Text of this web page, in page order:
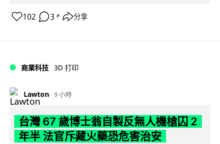
102 3 ↗ 分享
商業科技 3D 打印
Lawton 9 小時
台灣 67 歲博士翁自製反無人機槍囚 2
年半 法官斥藏火藥恐危害治安